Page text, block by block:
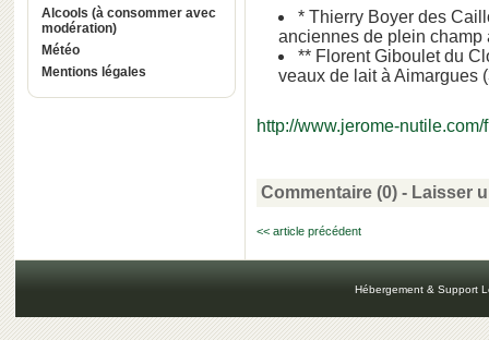
Alcools (à consommer avec
modération)
Météo
Mentions légales
* Thierry Boyer des
anciennes de plein
** Florent Giboulet du
veaux de lait à Aimargues
http://www.jerome-nutile.com/
Commentaire (0) - Laisser
<< article précédent
Hébergement & Support